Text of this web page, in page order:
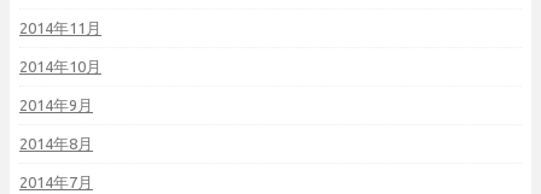
2014年11月
2014年10月
2014年9月
2014年8月
2014年7月